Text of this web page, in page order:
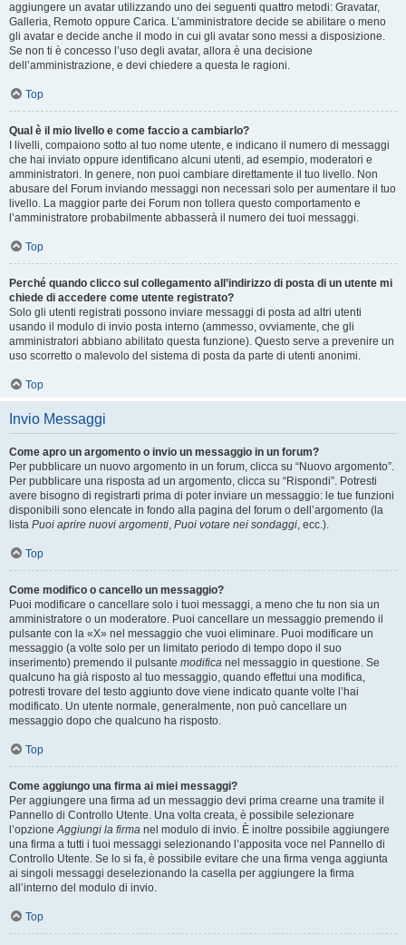
aggiungere un avatar utilizzando uno dei seguenti quattro metodi: Gravatar,
Galleria, Remoto oppure Carica. L’amministratore decide se abilitare o meno
gli avatar e decide anche il modo in cui gli avatar sono messi a disposizione.
Se non ti è concesso l’uso degli avatar, allora è una decisione
dell’amministrazione, e devi chiedere a questa le ragioni.
Top
Qual è il mio livello e come faccio a cambiarlo?
I livelli, compaiono sotto al tuo nome utente, e indicano il numero di messaggi
che hai inviato oppure identificano alcuni utenti, ad esempio, moderatori e
amministratori. In genere, non puoi cambiare direttamente il tuo livello. Non
abusare del Forum inviando messaggi non necessari solo per aumentare il tuo
livello. La maggior parte dei Forum non tollera questo comportamento e
l’amministratore probabilmente abbasserà il numero dei tuoi messaggi.
Top
Perché quando clicco sul collegamento all’indirizzo di posta di un utente mi
chiede di accedere come utente registrato?
Solo gli utenti registrati possono inviare messaggi di posta ad altri utenti
usando il modulo di invio posta interno (ammesso, ovviamente, che gli
amministratori abbiano abilitato questa funzione). Questo serve a prevenire un
uso scorretto o malevolo del sistema di posta da parte di utenti anonimi.
Top
Invio Messaggi
Come apro un argomento o invio un messaggio in un forum?
Per pubblicare un nuovo argomento in un forum, clicca su “Nuovo argomento”.
Per pubblicare una risposta ad un argomento, clicca su “Rispondi”. Potresti
avere bisogno di registrarti prima di poter inviare un messaggio: le tue funzioni
disponibili sono elencate in fondo alla pagina del forum o dell’argomento (la
lista Puoi aprire nuovi argomenti, Puoi votare nei sondaggi, ecc.).
Top
Come modifico o cancello un messaggio?
Puoi modificare o cancellare solo i tuoi messaggi, a meno che tu non sia un
amministratore o un moderatore. Puoi cancellare un messaggio premendo il
pulsante con la «X» nel messaggio che vuoi eliminare. Puoi modificare un
messaggio (a volte solo per un limitato periodo di tempo dopo il suo
inserimento) premendo il pulsante modifica nel messaggio in questione. Se
qualcuno ha già risposto al tuo messaggio, quando effettui una modifica,
potresti trovare del testo aggiunto dove viene indicato quante volte l’hai
modificato. Un utente normale, generalmente, non può cancellare un
messaggio dopo che qualcuno ha risposto.
Top
Come aggiungo una firma ai miei messaggi?
Per aggiungere una firma ad un messaggio devi prima crearne una tramite il
Pannello di Controllo Utente. Una volta creata, è possibile selezionare
l’opzioneAggiungi la firma nel modulo di invio. È inoltre possibile aggiungere
una firma a tutti i tuoi messaggi selezionando l’apposita voce nel Pannello di
Controllo Utente. Se lo si fa, è possibile evitare che una firma venga aggiunta
ai singoli messaggi deselezionando la casella per aggiungere la firma
all’interno del modulo di invio.
Top